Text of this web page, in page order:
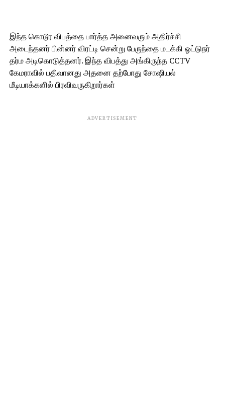
இந்த கொடூர விபத்தை பார்த்த அனைவரும் அதிர்ச்சி
அடைந்தனர் பின்னர் விரட்டி சென்று பேருந்தை மடக்கி ஓட்டுநர்
தர்ம அடிகொடுத்தனர். இந்த விபத்து அங்கிருந்த CCTV
கேமராவில் பதிவானது அதனை தற்போது சோஷியல்
மீடியாக்களில் பிரவிவருகிறார்கள்
ADVERTISEMENT